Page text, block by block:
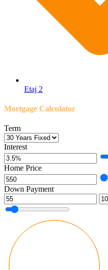
Etaj 2
Mortgage Calculator
Term
Interest
Home Price
Down Payment